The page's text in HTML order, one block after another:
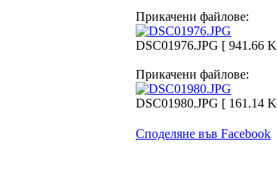
Прикачени файлове:
DSC01976.JPG [ 941.66
Прикачени файлове:
DSC01980.JPG [ 161.14
Споделяне във Facebook